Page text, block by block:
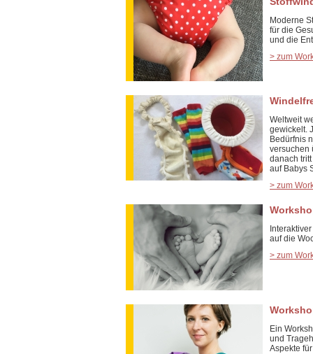
Moderne
für die
und die
> zum
Weltweit
gewickelt.
Bedürfnis
versuchen
danach
auf Babys
> zum
auf die
> zum
Ein
und
Aspekte